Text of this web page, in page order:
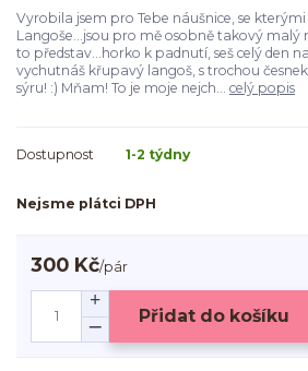
Vyrobila jsem pro Tebe náušnice, se
Langoše...jsou pro mě osobně takový malý
to představ...horko k padnutí, seš celý den
vychutnáš křupavý langoš, s trochou
sýru! :) Mňam! To je moje nejch... celý popis
Dostupnost 1-2 týdny
Nejsme plátci DPH
300 Kč/pár
Přidat do košíku